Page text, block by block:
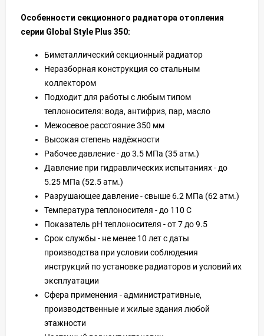
Особенности секционного радиатора отопления
серии Global Style Plus 350:
Биметаллический секционный радиатор
Неразборная конструкция со стальным
коллектором
Подходит для работы с любым типом
теплоносителя: вода, антифриз, пар, масло
Межосевое расстояние 350 мм
Высокая степень надёжности
Рабочее давление - до 3.5 МПа (35 атм.)
Давление при гидравлических испытаниях - до
5.25 МПа (52.5 атм.)
Разрушающее давление - свыше 6.2 МПа (62 атм.)
Температура теплоносителя - до 110 С
Показатель pH теплоносителя - от 7 до 9.5
Срок службы - не менее 10 лет с даты
производства при условии соблюдения
инструкций по установке радиаторов и условий их
эксплуатации
Сфера применения - административные,
производственные и жилые здания любой
этажности